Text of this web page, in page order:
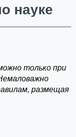
науке
только при
размещая